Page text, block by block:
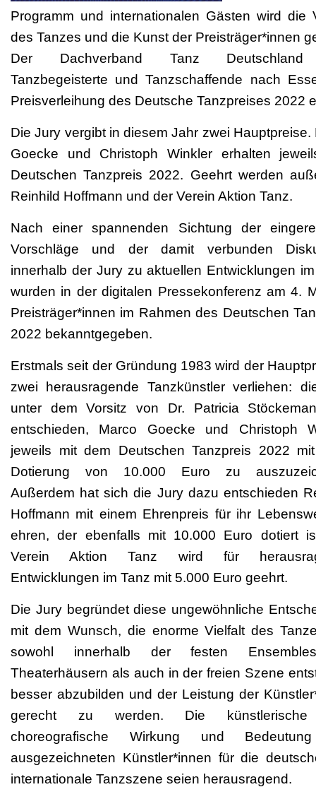
Programm und internationalen Gästen wird die
des Tanzes und die Kunst der Preisträger*innen
Der Dachverband Tanz
Tanzbegeisterte und Tanzschaffende nach
Preisverleihung des Deutsche Tanzpreises 2022
Die Jury vergibt in diesem Jahr zwei Hauptpreise.
Goecke und Christoph Winkler erhalten
Deutschen Tanzpreis 2022. Geehrt werden
Reinhild Hoffmann und der Verein Aktion Tanz.
Nach einer spannenden Sichtung der
Vorschläge und der damit verbunden
innerhalb der Jury zu aktuellen Entwicklungen
wurden in der digitalen Pressekonferenz am 4.
Preisträger*innen im Rahmen des Deutschen
2022 bekanntgegeben.
Erstmals seit der Gründung 1983 wird der
zwei herausragende Tanzkünstler verliehen:
unter dem Vorsitz von Dr. Patricia
entschieden, Marco Goecke und Christoph
jeweils mit dem Deutschen Tanzpreis 2022
Dotierung von 10.000 Euro zu
Außerdem hat sich die Jury dazu entschieden
Hoffmann mit einem Ehrenpreis für ihr
ehren, der ebenfalls mit 10.000 Euro dotiert
Verein Aktion Tanz wird für
Entwicklungen im Tanz mit 5.000 Euro geehrt.
Die Jury begründet diese ungewöhnliche
mit dem Wunsch, die enorme Vielfalt des
sowohl innerhalb der festen
Theaterhäusern als auch in der freien Szene
besser abzubilden und der Leistung der
gerecht zu werden. Die
choreografische Wirkung und
ausgezeichneten Künstler*innen für die
internationale Tanzszene seien herausragend.